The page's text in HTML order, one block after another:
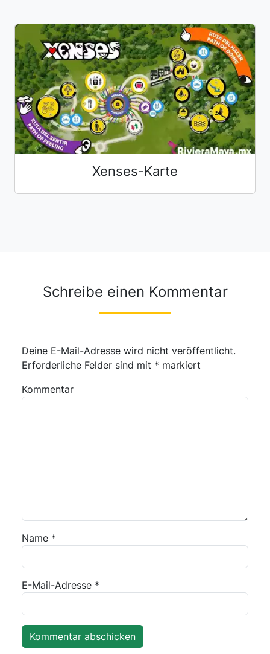
Xenses-Karte
Schreibe einen Kommentar
Deine E-Mail-Adresse wird nicht veröffentlicht.
Erforderliche Felder sind mit * markiert
Kommentar
Name *
E-Mail-Adresse *